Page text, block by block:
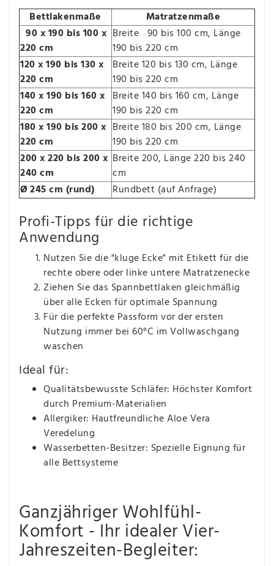
Bettlakenmaße
Matratzenmaße
90 x 190 bis 100 x
220 cm
Breite 90 bis 100 cm, Länge
190 bis 220 cm
120 x 190 bis 130 x
220 cm
Breite 120 bis 130 cm, Länge
190 bis 220 cm
140 x 190 bis 160 x
220 cm
Breite 140 bis 160 cm, Länge
190 bis 220 cm
180 x 190 bis 200 x
220 cm
Breite 180 bis 200 cm, Länge
190 bis 220 cm
200 x 220 bis 200 x
240 cm
Breite 200, Länge 220 bis 240
cm
Ø 245 cm (rund)
Rundbett (auf Anfrage)
Profi-Tipps für die richtige
Anwendung
Nutzen Sie die "kluge Ecke" mit Etikett für die
rechte obere oder linke untere Matratzenecke
Ziehen Sie das Spannbettlaken gleichmäßig
über alle Ecken für optimale Spannung
Für die perfekte Passform vor der ersten
Nutzung immer bei 60°C im Vollwaschgang
waschen
Ideal für:
Qualitätsbewusste Schläfer: Höchster Komfort
durch Premium-Materialien
Allergiker: Hautfreundliche Aloe Vera
Veredelung
Wasserbetten-Besitzer: Spezielle Eignung für
alle Bettsysteme
Ganzjähriger Wohlfühl-
Komfort - Ihr idealer Vier-
Jahreszeiten-Begleiter: